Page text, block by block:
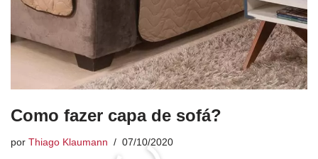
Como fazer capa de sofá?
por Thiago Klaumann 07/10/2020